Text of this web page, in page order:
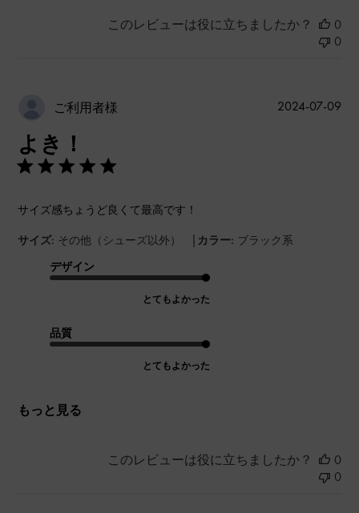
このレビューは役に立ちましたか？
0
0
ご利用者様
よき！
サイズ感ちょうど良くて最高です！
サイズ: その他（シューズ以外） | カラー: ブラック系
デザイン
とてもよかった
品質
とてもよかった
もっと見る
公
2024-07-09
このレビューは役に立ちましたか？
0
0